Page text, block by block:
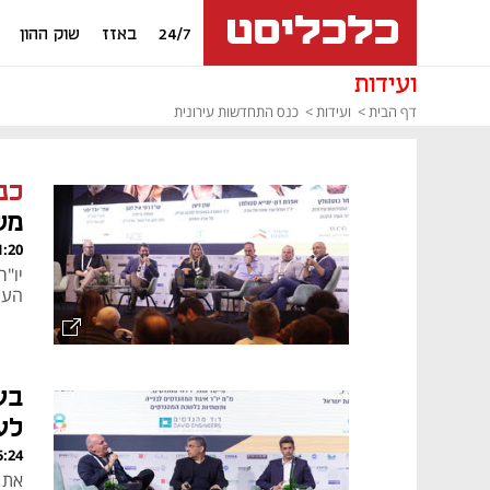
24/7 באזז שוק ההון
ועידות
דף הבית ועידות כנס התחדשות עירונית
27.03.23
27.03.23
את